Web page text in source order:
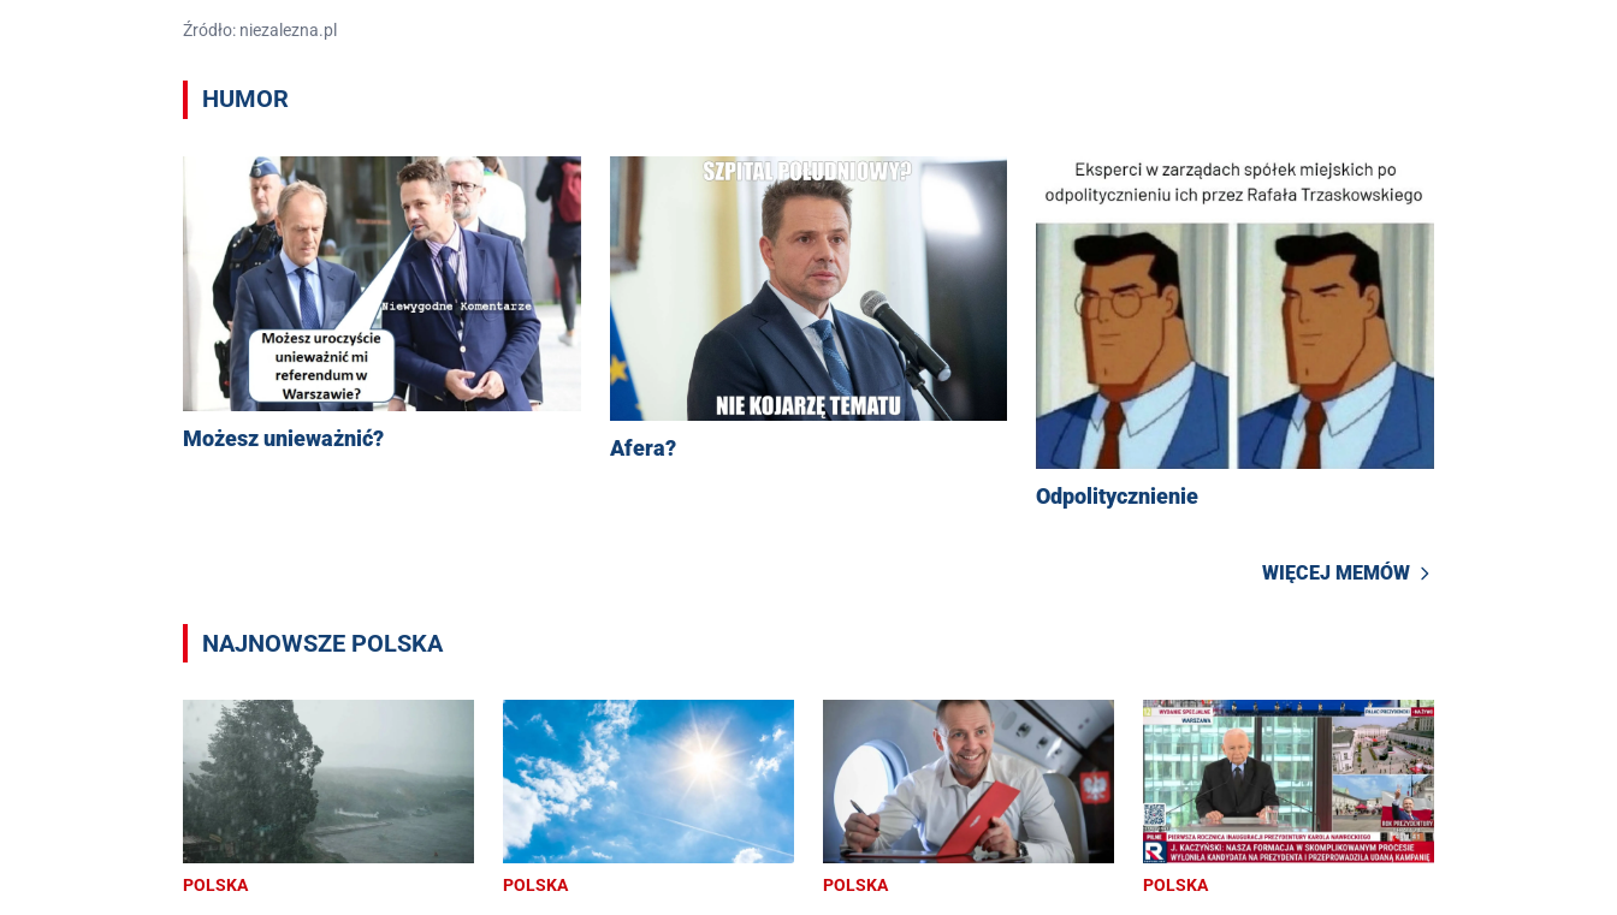
Źródło: niezalezna.pl
HUMOR
Możesz unieważnić?
Afera?
Odpolitycznienie
WIĘCEJ MEMÓW
NAJNOWSZE POLSKA
POLSKA POLSKA POLSKA POLSKA